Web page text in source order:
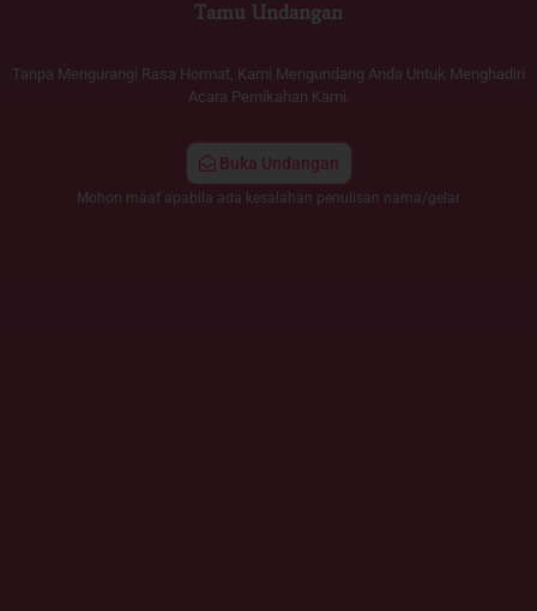
Tamu Undangan
Tanpa Mengurangi Rasa Hormat, Kami Mengundang Anda Untuk Menghadiri
Acara Pernikahan Kami.
Buka Undangan
Mohon maaf apabila ada kesalahan penulisan nama/gelar